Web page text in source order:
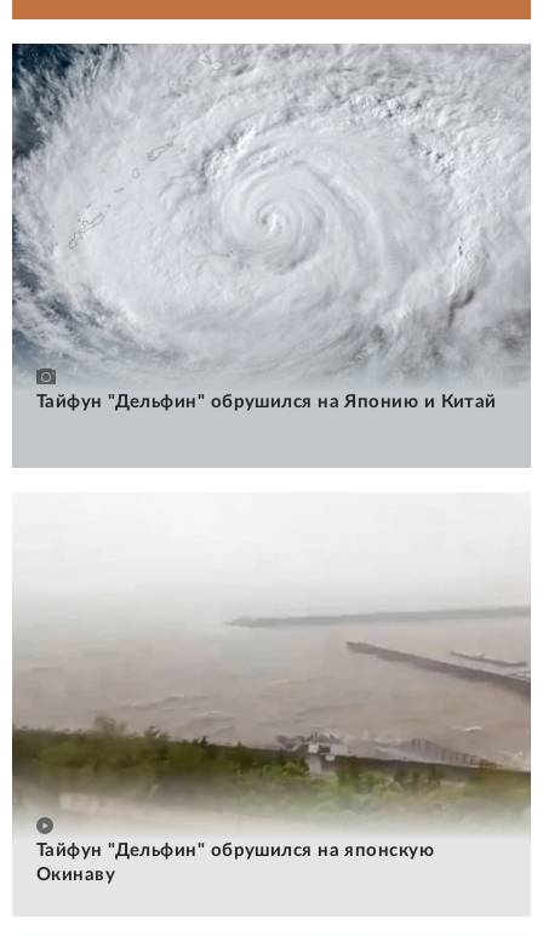
Тайфун "Дельфин" обрушился на Японию и Китай
Тайфун "Дельфин" обрушился на японскую
Окинаву